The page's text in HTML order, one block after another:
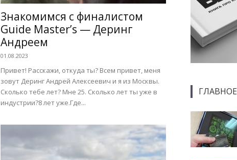
Знакомимся с финалистом
Guide Master’s — Деринг
Андреем
01.08.2023
Привет! Расскажи, откуда ты? Всем привет, меня
зовут Деринг Андрей Алексеевич и я из Москвы.
Сколько тебе лет? Мне 25. Сколько лет ты уже в
индустрии?8 лет уже.Где...
ГЛАВНОЕ